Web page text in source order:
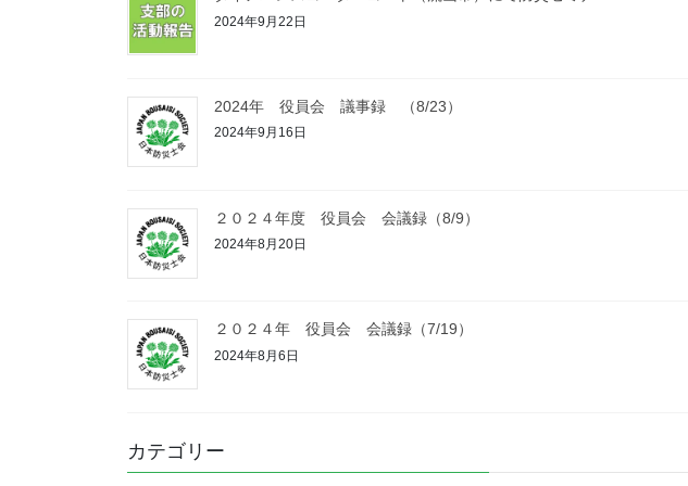
2024年9月22日
2024年 役員会 議事録 （8/23）
2024年9月16日
２０２４年度 役員会 会議録（8/9）
2024年8月20日
２０２４年 役員会 会議録（7/19）
2024年8月6日
カテゴリー